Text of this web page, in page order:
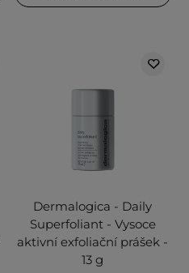
Dermalogica - Daily
Superfoliant - Vysoce
aktivní exfoliační prášek -
13 g